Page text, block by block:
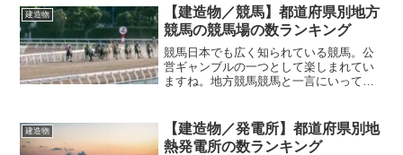
治水用に設置されているものもあれば、
発電用のものもあったり。...
建造物
【建造物／競馬】都道府県別地方
競馬の競馬場の数ランキング
競馬日本でも広く知られている競馬。公
営ギャンブルの一つとして楽しまれてい
ますね。地方競馬競馬と一言にいって
が地方競馬です。それぞれ主催している
団体が違っており、中央...
建造物
【建造物／発電所】都道府県別地
熱発電所の数ランキング